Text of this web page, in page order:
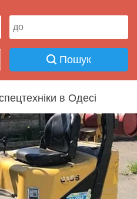
Пошук
в Одесі